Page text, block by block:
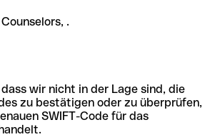
.
wir nicht in der Lage sind, die
zu bestätigen oder zu überprüfen,
SWIFT-Code für das